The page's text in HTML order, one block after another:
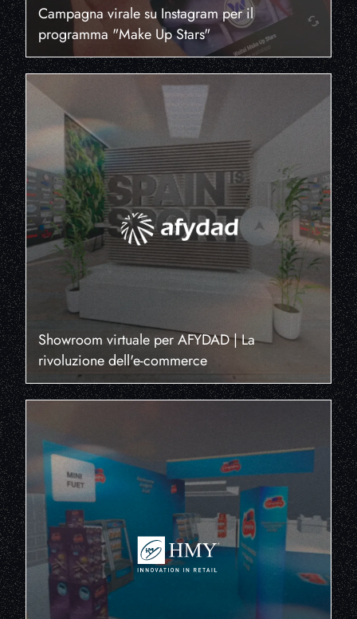
Campagna virale su Instagram per il
programma "Make Up Stars"
Showroom virtuale per AFYDAD | La
rivoluzione dell'e-commerce